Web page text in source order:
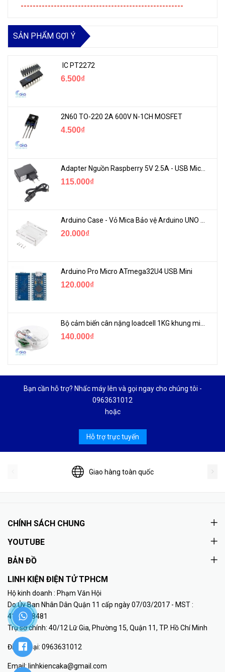
------------------------------------------------------
SẢN PHẨM GỢI Ý
IC PT2272
6.500₫
2N60 TO-220 2A 600V N-1CH MOSFET
4.500₫
115.000₫
20.000₫
Arduino Pro Micro ATmega32U4 USB Mini
120.000₫
140.000₫
Bạn cần hỗ trợ? Nhấc máy lên và gọi ngay cho chúng tôi -
0963631012
hoặc
Hỗ trợ trực tuyến
Giao hàng toàn quốc
CHÍNH SÁCH CHUNG
YOUTUBE
BẢN ĐỒ
LINH KIỆN ĐIỆN TỬ TPHCM
Hộ kinh doanh : Phạm Văn Hội
Do Ủy Ban Nhân Dân Quận 11 cấp ngày 07/03/2017 - MST :
41K8018481
Trụ sở chính: 40/12 Lữ Gia, Phường 15, Quận 11, TP. Hồ Chí Minh
Điện thoại: 0963631012
Email: linhkiencaka@gmail.com